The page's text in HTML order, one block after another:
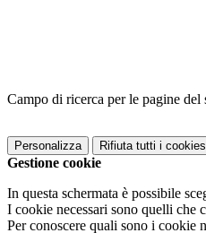
Campo di ricerca per le pagine del
Personalizza Rifiuta tutti i cookies
Gestione cookie
In questa schermata è possibile
I cookie necessari sono quelli che
Per conoscere quali sono i cookie